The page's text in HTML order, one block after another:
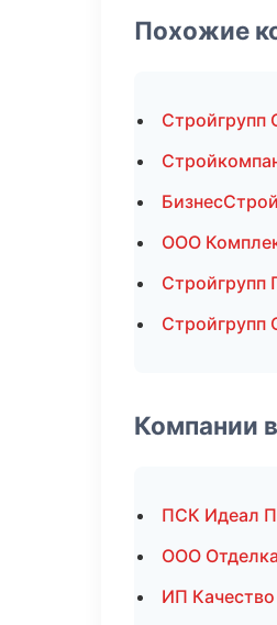
Похожие
ООО
Стройгрупп
Стройгрупп
Компании
ПСК Идеал
ООО
ИП